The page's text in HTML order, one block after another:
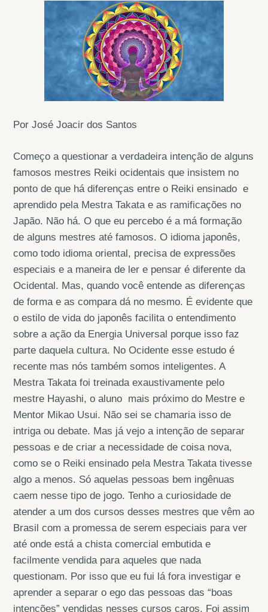
Por José Joacir dos Santos
Começo a questionar a verdadeira intenção de alguns
famosos mestres Reiki ocidentais que insistem no
ponto de que há diferenças entre o Reiki ensinado e
aprendido pela Mestra Takata e as ramificações no
Japão. Não há. O que eu percebo é a má formação
de alguns mestres até famosos. O idioma japonês,
como todo idioma oriental, precisa de expressões
especiais e a maneira de ler e pensar é diferente da
Ocidental. Mas, quando você entende as diferenças
de forma e as compara dá no mesmo. É evidente que
o estilo de vida do japonês facilita o entendimento
sobre a ação da Energia Universal porque isso faz
parte daquela cultura. No Ocidente esse estudo é
recente mas nós também somos inteligentes. A
Mestra Takata foi treinada exaustivamente pelo
mestre Hayashi, o aluno mais próximo do Mestre e
Mentor Mikao Usui. Não sei se chamaria isso de
intriga ou debate. Mas já vejo a intenção de separar
pessoas e de criar a necessidade de coisa nova,
como se o Reiki ensinado pela Mestra Takata tivesse
algo a menos. Só aquelas pessoas bem ingênuas
caem nesse tipo de jogo. Tenho a curiosidade de
atender a um dos cursos desses mestres que vêm ao
Brasil com a promessa de serem especiais para ver
até onde está a chista comercial embutida e
facilmente vendida para aqueles que nada
questionam. Por isso que eu fui lá fora investigar e
aprender a separar o ego das pessoas das “boas
intenções” vendidas nesses cursos caros. Foi assim